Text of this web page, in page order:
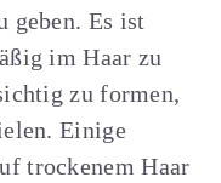
geben. Es ist
im Haar zu
zu formen,
Einige
trockenem Haar